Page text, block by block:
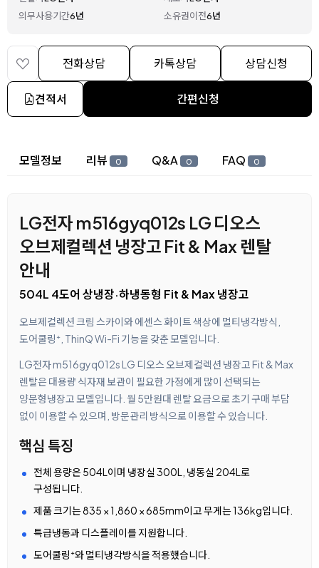
의무사용기간6년 소유권이전6년
전화상담 카톡상담 상담신청
견적서 간편신청
상세 정보
모델정보 리뷰 0 Q&A 0 FAQ 0
LG전자 m516gyq012s LG 디오스
오브제컬렉션 냉장고 Fit & Max 렌탈
안내
504L 4도어 상냉장·하냉동형 Fit & Max 냉장고
오브제컬렉션 크림 스카이와 에센스 화이트 색상에 멀티냉각방식,
도어쿨링⁺, ThinQ Wi-Fi 기능을 갖춘 모델입니다.
LG전자 m516gyq012s LG 디오스 오브제컬렉션 냉장고 Fit & Max
렌탈은 대용량 식자재 보관이 필요한 가정에게 많이 선택되는
양문형냉장고 모델입니다. 월 5만원대 렌탈 요금으로 초기 구매 부담
없이 이용할 수 있으며, 방문관리 방식으로 이용할 수 있습니다.
핵심 특징
전체 용량은 504L이며 냉장실 300L, 냉동실 204L로
구성됩니다.
제품 크기는 835 × 1,860 × 685mm이고 무게는 136kg입니다.
특급냉동과 디스플레이를 지원합니다.
도어쿨링⁺와 멀티냉각방식을 적용했습니다.